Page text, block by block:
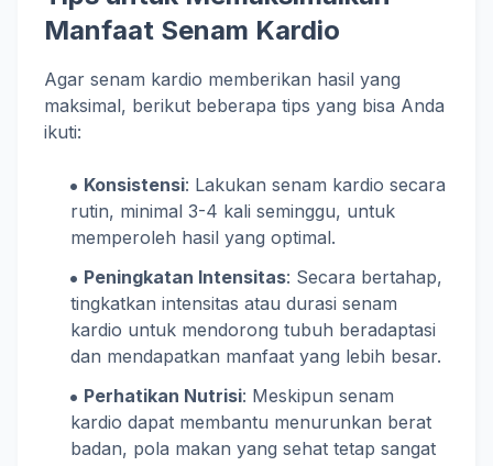
Manfaat Senam Kardio
Agar senam kardio memberikan hasil yang
maksimal, berikut beberapa tips yang bisa Anda
ikuti:
Konsistensi: Lakukan senam kardio secara
rutin, minimal 3-4 kali seminggu, untuk
memperoleh hasil yang optimal.
Peningkatan Intensitas: Secara bertahap,
tingkatkan intensitas atau durasi senam
kardio untuk mendorong tubuh beradaptasi
dan mendapatkan manfaat yang lebih besar.
Perhatikan Nutrisi: Meskipun senam
kardio dapat membantu menurunkan berat
badan, pola makan yang sehat tetap sangat